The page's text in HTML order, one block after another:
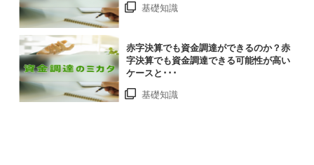
基礎知識
赤字決算でも資金調達ができるのか？赤
字決算でも資金調達できる可能性が高い
ケースと･･･
基礎知識